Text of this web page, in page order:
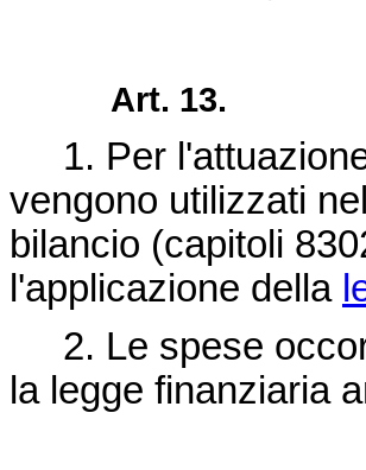
Art. 13.
1. Per l'attuazione
vengono utilizzati
bilancio (capitoli
l'applicazione della
2. Le spese
la legge finanziaria